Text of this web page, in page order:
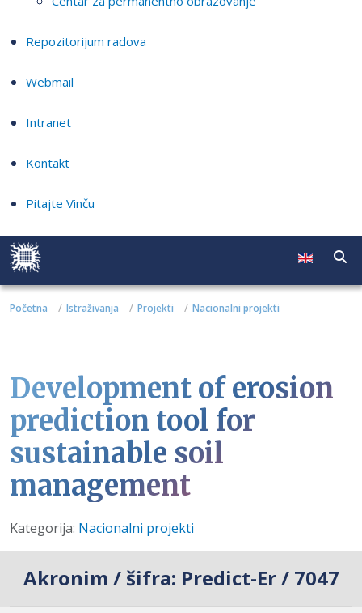
Repozitorijum radova
Webmail
Intranet
Kontakt
Pitajte Vinču
Početna Istraživanja Projekti Nacionalni projekti
Development of erosion
prediction tool for
sustainable soil
management
Detalji
Kategorija: Nacionalni projekti
Akronim / šifra: Predict-Er / 7047